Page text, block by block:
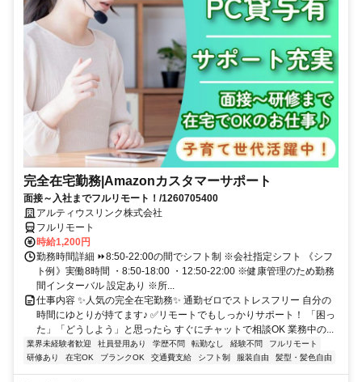
完全在宅勤務|Amazonカスタマーサポート
面接～入社までフルリモート！/1260705400
アルティウスリンク株式会社
フルリモート
時給1,200円
勤務時間詳細 ⏩8:50-22:00の間でシフト制 ※会社指定シフト 《シフ
ト例》実働8時間 ・8:50-18:00 ・12:50-22:00 ※健康管理のため勤務
間インターバル 設定あり ※所...
仕事内容 ✨人気の完全在宅勤務✨ 通勤ゼロでストレスフリー 自分の
時間にゆとりが持てます♪ ✅リモートでもしっかりサポート！ 「困っ
た」「どうしよう」と思ったら すぐにチャットで相談OK 業務中の...
業界未経験者歓迎 社員登用あり 学歴不問 転勤なし 経験不問
フルリモート
研修あり
在宅OK ブランクOK 交通費支給 シフト制 服装自由 髪型・髪色自由